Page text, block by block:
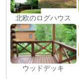
北欧のログハウス
ウッドデッキ